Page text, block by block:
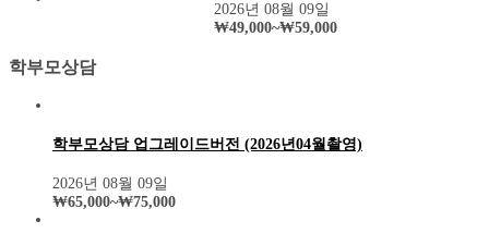
2026년 08월 09일
₩49,000~₩59,000
학부모상담
학부모상담 업그레이드버전 (2026년04월촬영)
2026년 08월 09일
₩65,000~₩75,000